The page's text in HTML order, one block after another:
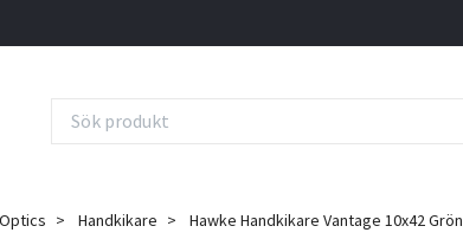
Handkikare Hawke Handkikare Vantage 10x42 Grön